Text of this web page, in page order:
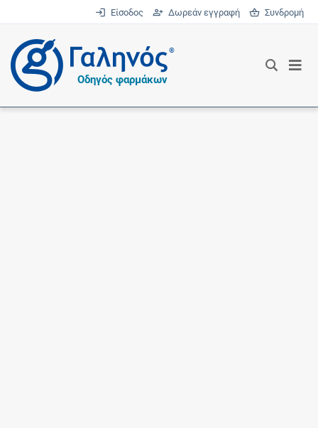
Είσοδος Δωρεάν εγγραφή Συνδρομή
®
Οδηγός φαρμάκων